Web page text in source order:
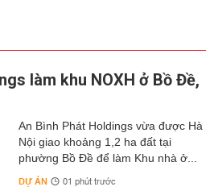
làm khu NOXH ở Bồ Đề,
An Bình Phát Holdings vừa được Hà
Nội giao khoảng 1,2 ha đất tại
phường Bồ Đề để làm Khu nhà ở...
DỰ ÁN 01 phút trước